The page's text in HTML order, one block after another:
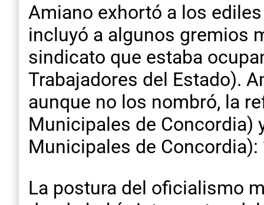
Amiano exhortó a los
incluyó a algunos gremios
sindicato que estaba
Trabajadores del Estado).
aunque no los nombró, la
Municipales de Concordia)
Municipales de Concordia):
La postura del oficialismo